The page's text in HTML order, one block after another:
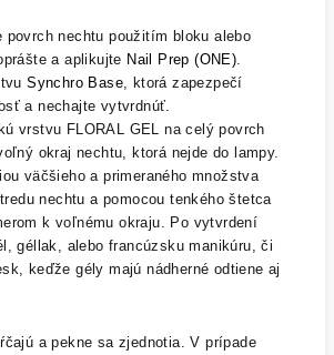
povrch nechtu použitím bloku alebo
a aplikujte Nail Prep (ONE)
Synchro Base , ktorá zapezpečí
a nechajte vytvrdnúť.
vrstvu FLORAL GEL na celý povrch
okraj nechtu, ktorá nejde do lampy.
väčšieho a primeraného množstva
nechtu a pomocou tenkého štetca
k voľnému okraju. Po vytvrdení
géllak, alebo francúzsku manikúru, či
keďže gély majú nádherné odtiene aj
a pekne sa zjednotia. V prípade